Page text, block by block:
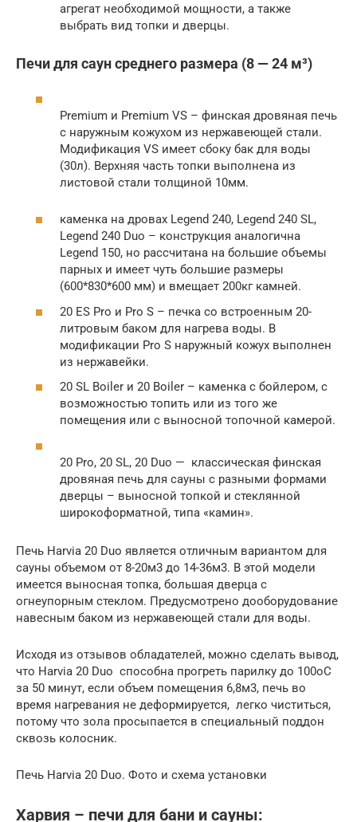
агрегат необходимой мощности, а также
выбрать вид топки и дверцы.
Печи для саун среднего размера (8 — 24 м³)
Premium и Premium VS – финская дровяная печь
с наружным кожухом из нержавеющей стали.
Модификация VS имеет сбоку бак для воды
(30л). Верхняя часть топки выполнена из
листовой стали толщиной 10мм.
каменка на дровах Legend 240, Legend 240 SL,
Legend 240 Duo – конструкция аналогична
Legend 150, но рассчитана на большие объемы
парных и имеет чуть большие размеры
(600*830*600 мм) и вмещает 200кг камней.
20 ES Pro и Pro S – печка со встроенным 20-
литровым баком для нагрева воды. В
модификации Pro S наружный кожух выполнен
из нержавейки.
20 SL Boiler и 20 Boiler – каменка с бойлером, с
возможностью топить или из того же
помещения или с выносной топочной камерой.
20 Pro, 20 SL, 20 Duo — классическая финская
дровяная печь для сауны с разными формами
дверцы – выносной топкой и стеклянной
широкоформатной, типа «камин».
Печь Harvia 20 Duo является отличным вариантом для
сауны объемом от 8-20м3 до 14-36м3. В этой модели
имеется выносная топка, большая дверца с
огнеупорным стеклом. Предусмотрено дооборудование
навесным баком из нержавеющей стали для воды.
Исходя из отзывов обладателей, можно сделать вывод,
что Harvia 20 Duo способна прогреть парилку до 100оС
за 50 минут, если объем помещения 6,8м3, печь во
время нагревания не деформируется, легко чиститься,
потому что зола просыпается в специальный поддон
сквозь колосник.
Печь Harvia 20 Duo. Фото и схема установки
Харвия – печи для бани и сауны: